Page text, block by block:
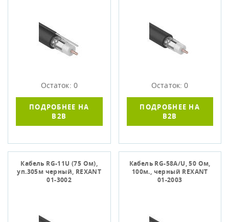
Остаток: 0
ПОДРОБНЕЕ НА
B2B
Остаток: 0
ПОДРОБНЕЕ НА
B2B
Кабель RG-11U (75 Ом),
уп.305м черный, REXANT
01-3002
Кабель RG-58A/U, 50 Ом,
100м., черный REXANT
01-2003